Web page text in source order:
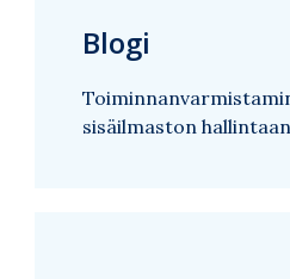
Blogi
sisäilmaston hallintaan